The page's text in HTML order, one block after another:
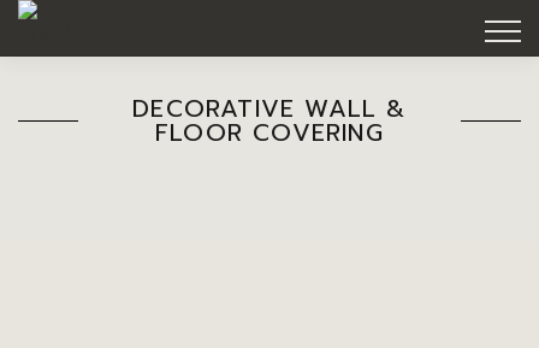
DECORATIVE WALL &
FLOOR COVERING